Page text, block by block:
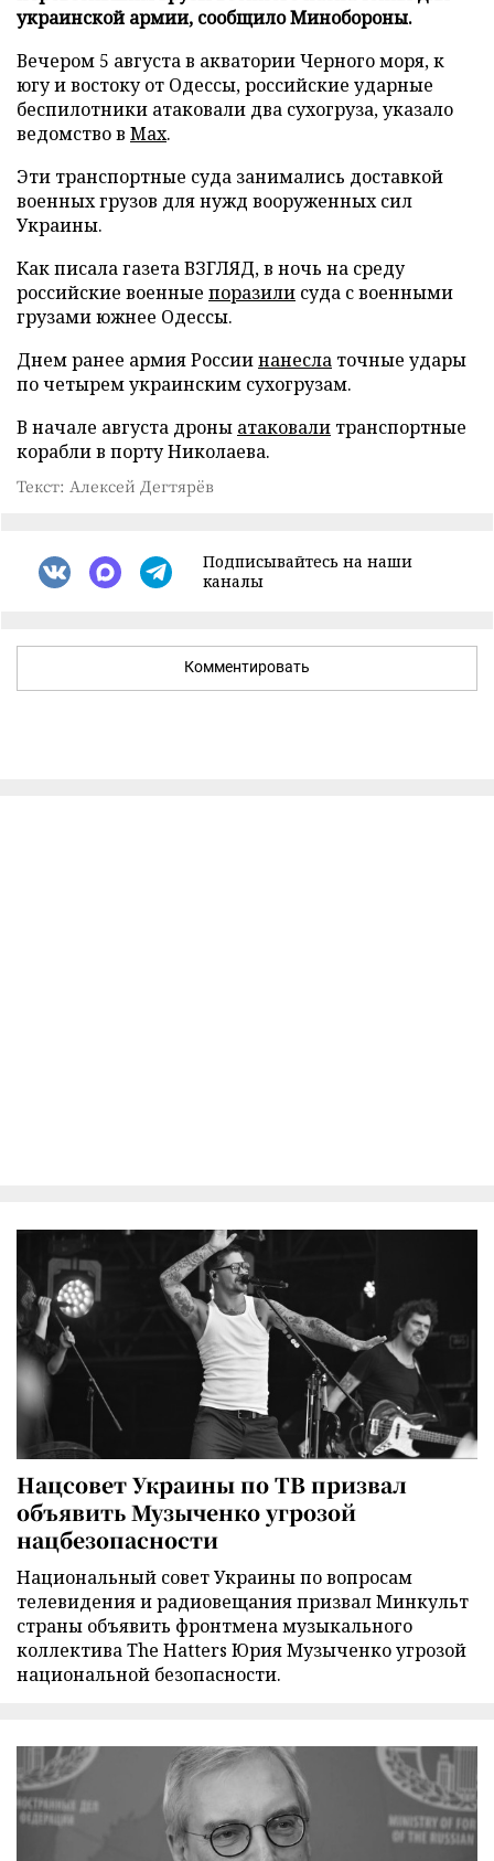
украинской армии, сообщило Минобороны.
Вечером 5 августа в акватории Черного моря, к
югу и востоку от Одессы, российские ударные
беспилотники атаковали два сухогруза, указало
ведомство в Max.
Эти транспортные суда занимались доставкой
военных грузов для нужд вооруженных сил
Украины.
Как писала газета ВЗГЛЯД, в ночь на среду
российские военные поразили суда с военными
грузами южнее Одессы.
Днем ранее армия Россиинанесла точные удары
по четырем украинским сухогрузам.
В начале августа дроны атаковали транспортные
корабли в порту Николаева.
Текст: Алексей Дегтярёв
Подписывайтесь на наши
каналы
Комментировать
Нацсовет Украины по ТВ призвал
объявить Музыченко угрозой
нацбезопасности
Национальный совет Украины по вопросам
телевидения и радиовещания призвал Минкульт
страны объявить фронтмена музыкального
коллектива The Hatters Юрия Музыченко угрозой
национальной безопасности.